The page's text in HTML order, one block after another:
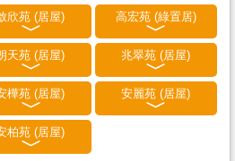
欣苑 (居屋) 高宏苑 (綠置居)
天苑 (居屋) 兆翠苑 (居屋)
樺苑 (居屋) 安麗苑 (居屋)
柏苑 (居屋)